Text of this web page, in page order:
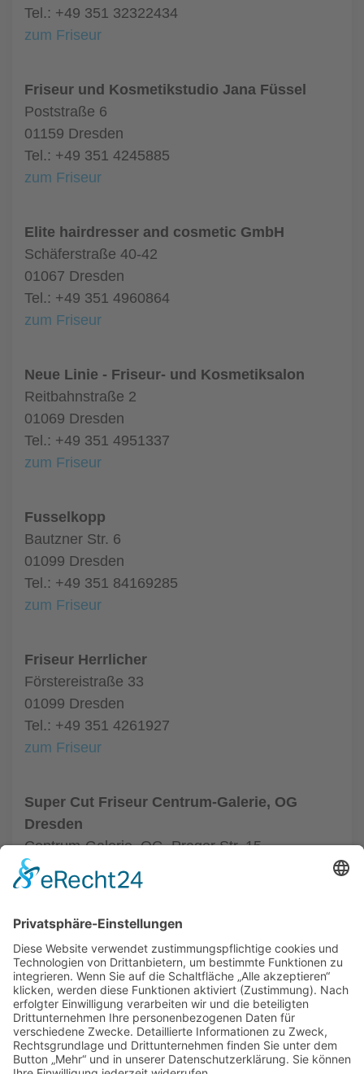
Tel.: +49 351 32322434
zum Friseur
Friseur und Kosmetikstudio Jana Füssel
Poststraße 6
01159 Dresden
Tel.: +49 351 4245885
zum Friseur
Elite hairdresser and cosmetic GmbH
Schäferstraße 40-42
01067 Dresden
Tel.: +49 351 4960864
zum Friseur
Neue Linie - Friseur- und Kosmetiksalon
Reitbahnstraße 2
01069 Dresden
Tel.: +49 351 4951337
zum Friseur
Fusselkopp
Bautzner Str. 6
01099 Dresden
Tel.: +49 351 84169285
zum Friseur
Friseur Herrlicher
Förstereistraße 33
01099 Dresden
Tel.: +49 351 4261927
zum Friseur
Super Cut Friseur Centrum-Galerie, OG
Dresden
Centrum-Galerie, OG, Prager Str. 15
01069 Dresden
Tel.: +49 351 48437410
ALLGEMEIN
FRISEURE